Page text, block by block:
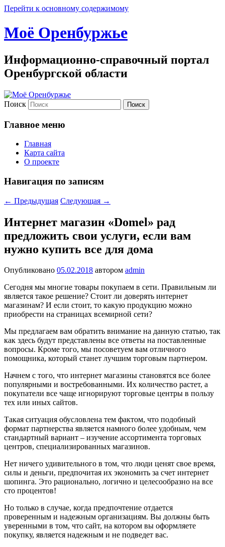
Перейти к основному содержимому
Моё Оренбуржье
Информационно-справочный портал
Оренбургской области
Поиск
Главное меню
Главная
Карта сайта
О проекте
Навигация по записям
← Предыдущая Следующая →
Интернет магазин «Domel» рад
предложить свои услуги, если вам
нужно купить все для дома
Опубликовано 05.02.2018 автором admin
Сегодня мы многие товары покупаем в сети. Правильным ли
является такое решение? Стоит ли доверять интернет
магазинам? И если стоит, то какую продукцию можно
приобрести на страницах всемирной сети?
Мы предлагаем вам обратить внимание на данную статью, так
как здесь будут представлены все ответы на поставленные
вопросы. Кроме того, мы посоветуем вам отличного
помощника, который станет лучшим торговым партнером.
Начнем с того, что интернет магазины становятся все более
популярными и востребованными. Их количество растет, а
покупатели все чаще игнорируют торговые центры в пользу
тех или иных сайтов.
Такая ситуация обусловлена тем фактом, что подобный
формат партнерства является намного более удобным, чем
стандартный вариант – изучение ассортимента торговых
центров, специализированных магазинов.
Нет ничего удивительного в том, что люди ценят свое время,
силы и деньги, предпочитая их экономить за счет интернет
шопинга. Это рационально, логично и целесообразно на все
сто процентов!
Но только в случае, когда предпочтение отдается
проверенным и надежным организациям. Вы должны быть
уверенными в том, что сайт, на котором вы оформляете
покупку, является надежным и не подведет вас.